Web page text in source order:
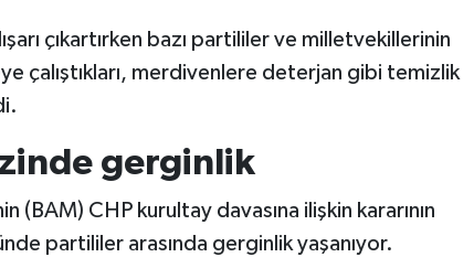
çıkartırken bazı partililer ve milletvekillerinin
çalıştıkları, merdivenlere deterjan gibi temizlik
gerginlik
(BAM) CHP kurultay davasına ilişkin kararının
partililer arasında gerginlik yaşanıyor.